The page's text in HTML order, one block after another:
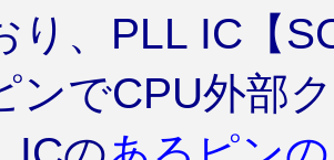
り、PLL IC【
ンでCPU外部